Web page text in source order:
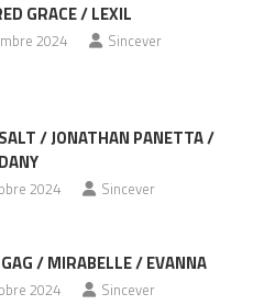
GRACE / LEXIL
2024 Sincever
/ JONATHAN PANETTA /
2024 Sincever
/ MIRABELLE / EVANNA
2024 Sincever